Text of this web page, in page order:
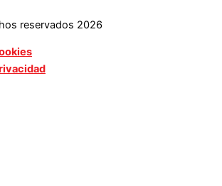
reservados 2026